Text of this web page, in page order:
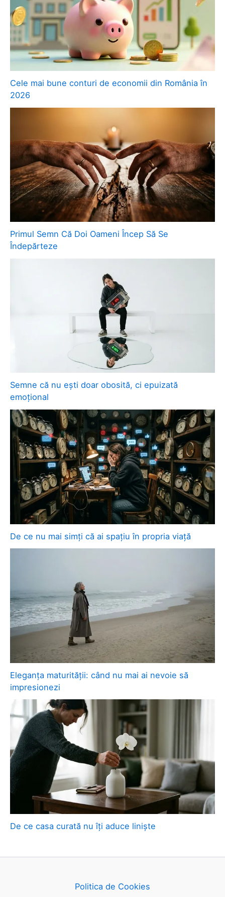
Cele mai bune conturi de economii din România în
2026
Primul Semn Că Doi Oameni Încep Să Se
Îndepărteze
Semne că nu ești doar obosită, ci epuizată
emoțional
De ce nu mai simți că ai spațiu în propria viață
Eleganța maturității: când nu mai ai nevoie să
impresionezi
De ce casa curată nu îți aduce liniște
Politica de Cookies